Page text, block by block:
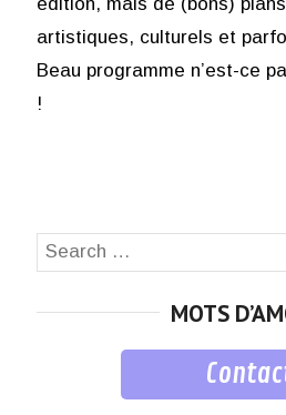
artistiques, culturels et
Beau programme n’est-ce
!
Search
MOTS